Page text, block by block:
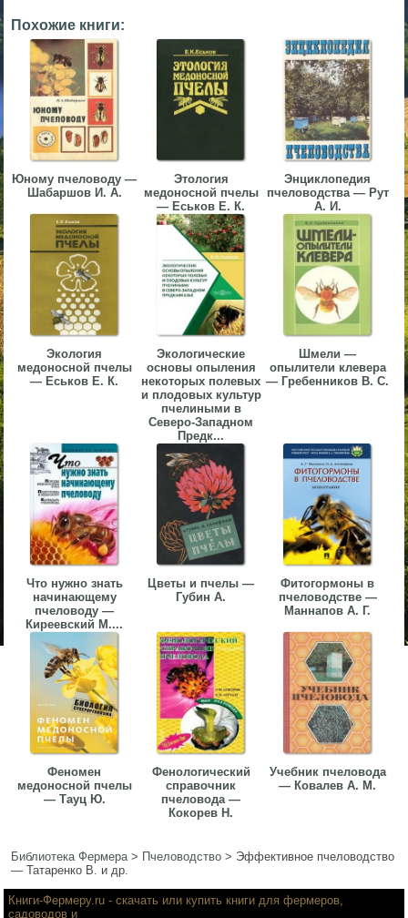
Похожие книги:
Юному пчеловоду —
Шабаршов И. А.
Этология
медоносной пчелы
— Еськов Е. К.
Энциклопедия
пчеловодства — Рут
А. И.
Экология
медоносной пчелы
— Еськов Е. К.
Экологические
основы опыления
некоторых полевых
и плодовых культур
пчелиными в
Северо-Западном
Предк...
Шмели —
опылители клевера
— Гребенников В. С.
Что нужно знать
начинающему
пчеловоду —
Киреевский М....
Цветы и пчелы —
Губин А.
Фитогормоны в
пчеловодстве —
Маннапов А. Г.
Феномен
медоносной пчелы
— Тауц Ю.
Фенологический
справочник
пчеловода —
Кокорев Н.
Учебник пчеловода
— Ковалев А. М.
Библиотека Фермера> Пчеловодство > Эффективное пчеловодство
— Татаренко В. и др.
▼
▼
▼
Книги-Фермеру.ru - скачать или купить книги для фермеров,
садоводов и